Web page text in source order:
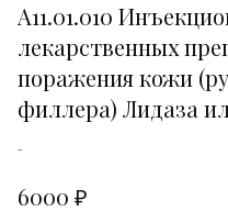
А11.01.010
лекарственных
поражения кожи
филлера) Лидаза
-
6000 ₽